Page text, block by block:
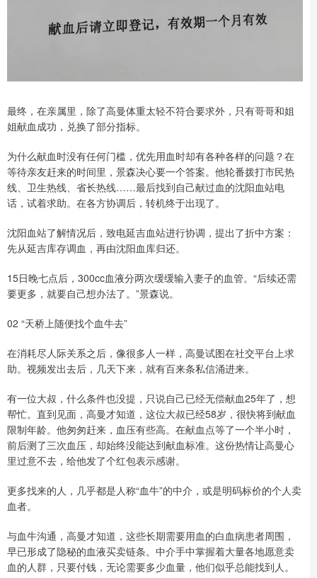
最终，在亲属里，除了高曼体重太轻不符合要求外，只有哥哥和姐
姐献血成功，兑换了部分指标。
为什么献血时没有任何门槛，优先用血时却有各种各样的问题？在
等待亲友赶来的时间里，景森决心要一个答案。他轮番拨打市民热
线、卫生热线、省长热线……最后找到自己献过血的沈阳血站电
话，试着求助。在各方协调后，转机终于出现了。
沈阳血站了解情况后，致电延吉血站进行协调，提出了折中方案：
先从延吉库存调血，再由沈阳血库归还。
15日晚七点后，300cc血液分两次缓缓输入妻子的血管。“后续还需
要更多，就要自己想办法了。”景森说。
02 “天桥上随便找个血牛去”
在消耗尽人际关系之后，像很多人一样，高曼试图在社交平台上求
助。视频发出去后，几天下来，就有百来条私信涌进来。
有一位大叔，什么条件也没提，只说自己已经无偿献血25年了，想
帮忙。直到见面，高曼才知道，这位大叔已经58岁，很快将到献血
限制年龄。他匆匆赶来，血压有些高。在献血点等了一个半小时，
前后测了三次血压，却始终没能达到献血标准。这份热情让高曼心
里过意不去，给他发了个红包表示感谢。
更多找来的人，几乎都是人称“血牛”的中介，或是明码标价的个人卖
血者。
与血牛沟通，高曼才知道，这些长期需要用血的白血病患者周围，
早已形成了隐秘的血液买卖链条。中介手中掌握着大量各地愿意卖
血的人群，只要付钱，无论需要多少血量，他们似乎总能找到人。